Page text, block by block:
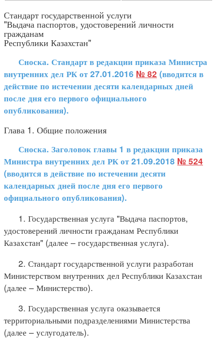
Стандарт государственной услуги
"Выдача паспортов, удостоверений личности
гражданам
Республики Казахстан"
Сноска. Стандарт в редакции приказа Министра
внутренних дел РК от 27.01.2016 № 82 (вводится в
действие по истечении десяти календарных дней
после дня его первого официального
опубликования).
Глава 1. Общие положения
Сноска. Заголовок главы 1 в редакции приказа
Министра внутренних дел РК от 21.09.2018 № 524
(вводится в действие по истечении десяти
календарных дней после дня его первого
официального опубликования).
1. Государственная услуга "Выдача паспортов,
удостоверений личности гражданам Республики
Казахстан" (далее – государственная услуга).
2. Стандарт государственной услуги разработан
Министерством внутренних дел Республики Казахстан
(далее – Министерство).
3. Государственная услуга оказывается
территориальными подразделениями Министерства
(далее – услугодатель).